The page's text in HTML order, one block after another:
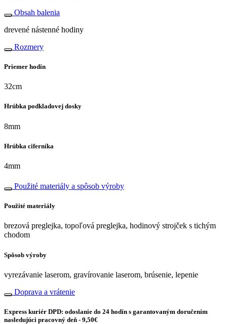
Obsah balenia
drevené nástenné hodiny
Rozmery
Priemer hodín
32cm
Hrúbka podkladovej dosky
8mm
Hrúbka ciferníka
4mm
Použité materiály a spôsob výroby
Použité materiály
brezová preglejka, topoľová preglejka, hodinový strojček s tichým
chodom
Spôsob výroby
vyrezávanie laserom, gravírovanie laserom, brúsenie, lepenie
Doprava a vrátenie
Express kuriér DPD: odoslanie do 24 hodín s garantovaným doručením
nasledujúci pracovný deň - 9,50€